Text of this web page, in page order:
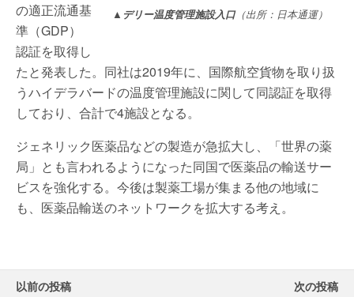
▲デリー温度管理施設入口（出所：日本通運）
の適正流通基
準（GDP）
認証を取得し
たと発表した。同社は2019年に、国際航空貨物を取り扱
うハイデラバードの温度管理施設に関して同認証を取得
しており、合計で4施設となる。
ジェネリック医薬品などの製造が急拡大し、「世界の薬
局」とも言われるようになった同国で医薬品の輸送サー
ビスを強化する。今後は製薬工場が集まる他の地域に
も、医薬品輸送のネットワークを拡大する考え。
以前の投稿 次の投稿